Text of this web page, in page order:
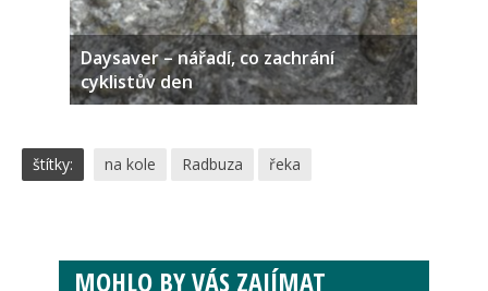
Daysaver – nářadí, co zachrání
cyklistův den
štítky: na kole Radbuza řeka
MOHLO BY VÁS ZAJÍMAT